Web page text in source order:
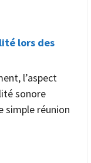
lors des
l’aspect
sonore
simple réunion